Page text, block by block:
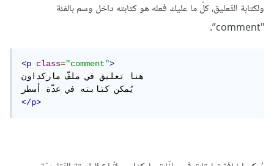
ولكتابة التّعليق، كلّ ما عليك فعله هو كتابته داخل وسم بالفئة
"comment”.
<p class="comment">
هنا تعليق في ملفّ ماركداون
</p>